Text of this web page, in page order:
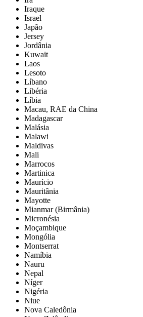
Iraque
Israel
Japão
Jersey
Jordânia
Kuwait
Laos
Lesoto
Líbano
Libéria
Líbia
Macau, RAE da China
Madagascar
Malásia
Malawi
Maldivas
Mali
Marrocos
Martinica
Maurício
Mauritânia
Mayotte
Mianmar (Birmânia)
Micronésia
Moçambique
Mongólia
Montserrat
Namíbia
Nauru
Nepal
Níger
Nigéria
Niue
Nova Caledônia